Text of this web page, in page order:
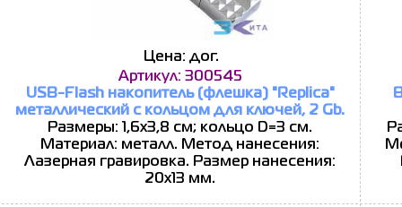
Цена: дог.
Артикул: 300545
USB-Flash накопитель (флешка) "Replica"
металлический с кольцом для ключей, 2 Gb.
Размеры: 1,6х3,8 см; кольцо D=3 см.
Материал: металл. Метод нанесения:
Лазерная гравировка. Размер нанесения:
20х13 мм.